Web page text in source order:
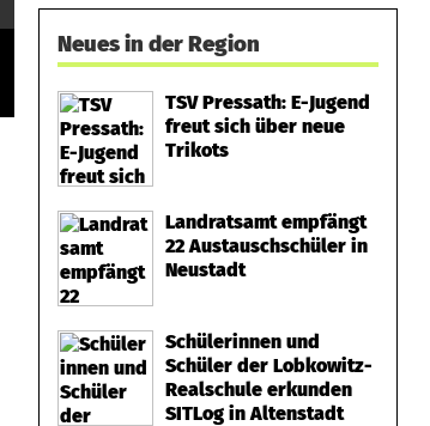
Neues in der Region
TSV Pressath: E-Jugend
freut sich über neue
Trikots
Landratsamt empfängt
22 Austauschschüler in
Neustadt
Schülerinnen und
Schüler der Lobkowitz-
Realschule erkunden
SITLog in Altenstadt